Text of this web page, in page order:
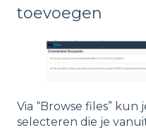
toevoegen
Via “Browse files”
selecteren die je